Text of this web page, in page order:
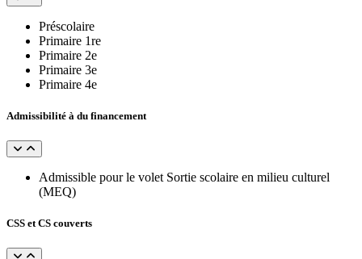
Préscolaire
Primaire 1re
Primaire 2e
Primaire 3e
Primaire 4e
Admissibilité à du financement
Admissible pour le volet Sortie scolaire en milieu culturel
(MEQ)
CSS et CS couverts